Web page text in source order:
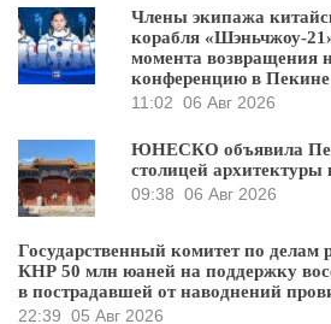
Члены экипажа
корабля «Шэньчжоу-
момента возвращения
конференцию в Пекине
11:02 06 Авг 2026
ЮНЕСКО объявила
столицей архитектуры
09:38 06 Авг 2026
Государственный комитет по делам
КНР 50 млн юаней на поддержку
в пострадавшей от наводнений
22:39 05 Авг 2026